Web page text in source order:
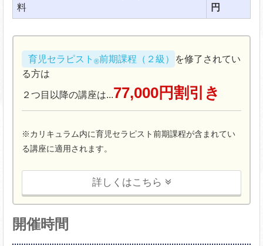
料
円
育児セラピスト ®前期課程（２級）
を修了されてい
る方は
２つ目以降の講座は...77,000円割引き
※カリキュラム内に育児セラピスト前期課程が含まれてい
る講座に適用されます。
詳しくはこちら
開催時間